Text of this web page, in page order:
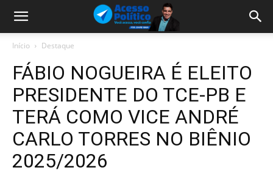
Início Destaque
FÁBIO NOGUEIRA É ELEITO
PRESIDENTE DO TCE-PB E
TERÁ COMO VICE ANDRÉ
CARLO TORRES NO BIÊNIO
2025/2026